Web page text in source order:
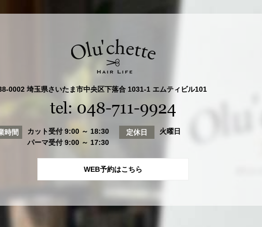
0002 埼玉県さいたま市中央区下落合 1031-1 エムティビル101
tel: 048-711-9924
時間
カット受付 9:00 ～ 18:30
パーマ受付 9:00 ～ 17:30
定休日 火曜日
WEB予約はこちら